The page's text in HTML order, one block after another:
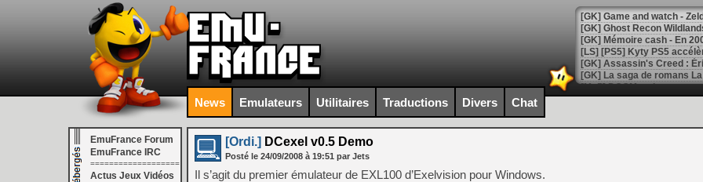
[Mo5] DOOM arrive en
[GK] Bethesda fête les 30
[GK] Roblox : l'action en
[GK] Agenda - GeForce
News Emulateurs Utilitaires Traductions Divers Chat
EmuFrance Forum
EmuFrance IRC
===================
Actus Jeux Vidéos
[Ordi.] DCexel v0.5 Demo
Posté le 24/09/2008 à 19:51 par Jets
Il s’agit du premier émulateur de EXL100 d’Exelvision pour Windows.